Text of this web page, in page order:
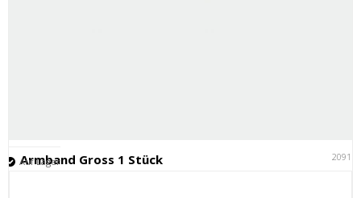
Armband Gross 1 Stück 20911
Auf Lager